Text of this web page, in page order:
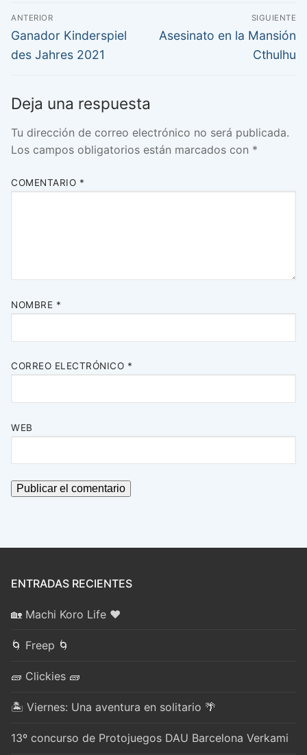
Navegación
de
entradas
ANTERIOR
Entrada
anterior:
Ganador Kinderspiel
des Jahres 2021
SIGUIENTE
Entrada
Asesinato en la Mansión
Cthulhu
Deja una respuesta
Tu dirección de correo electrónico no será publicada.
Los campos obligatorios están marcados con *
COMENTARIO *
NOMBRE *
CORREO ELECTRÓNICO *
WEB
ENTRADAS RECIENTES
🏡 Machi Koro Life ❤️
🌀 Freep 🌀
🧱 Clickies 🧱
🏝️ Viernes: Una aventura en solitario 🌴
13º concurso de Protojuegos DAU Barcelona Verkami